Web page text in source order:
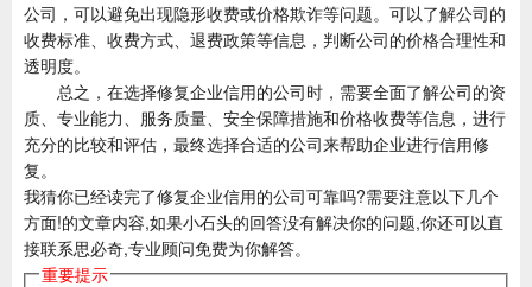
公司，可以避免出现隐形收费或价格欺诈等问题。可以了解公司的
收费标准、收费方式、退费政策等信息，判断公司的价格合理性和
透明度。
总之，在选择修复企业信用的公司时，需要全面了解公司的资
质、专业能力、服务质量、安全保障措施和价格收费等信息，进行
充分的比较和评估，最终选择合适的公司来帮助企业进行信用修
复。
我猜你已经读完了修复企业信用的公司可靠吗?需要注意以下几个
方面!的文章内容,如果小石头的回答没有解决你的问题,你还可以直
接联系思必奇,专业顾问免费为你解答。
重要提示